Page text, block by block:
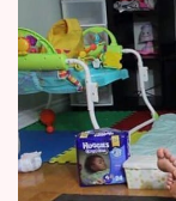
Vztahy
Seriály
Horoskopy